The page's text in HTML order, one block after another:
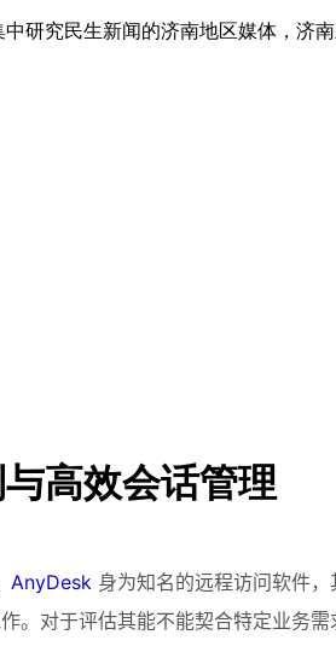
研究民生新闻的济南地区媒体，济
高效会话管理
AnyDesk 身为知名的远程访问软件
对于评估其能不能契合特定业务